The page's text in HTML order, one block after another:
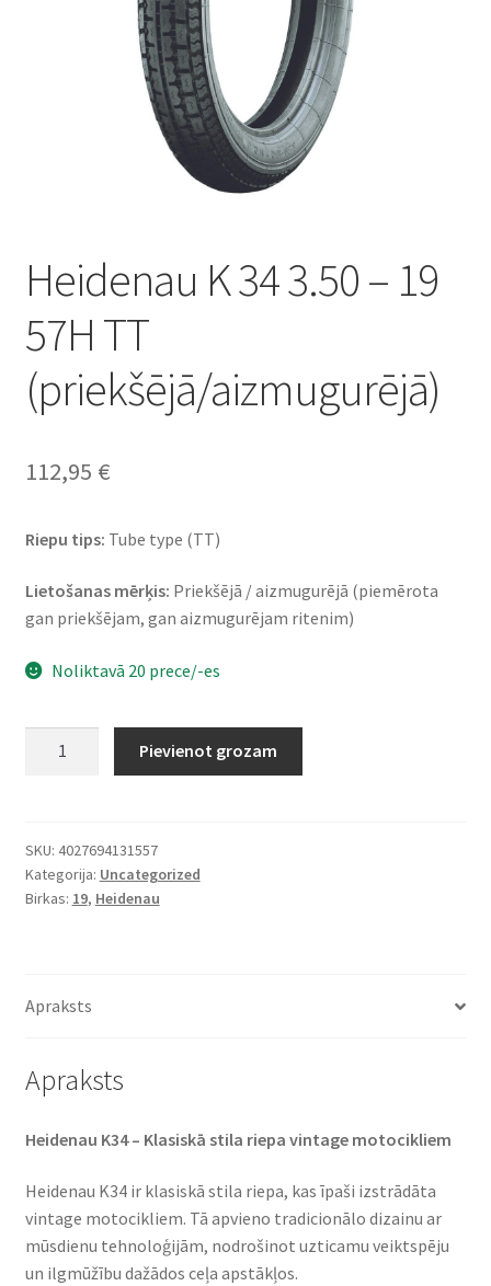
Heidenau K 34 3.50 – 19
57H TT
(priekšējā/aizmugurējā)
112,95 €
Riepu tips: Tube type (TT)
Lietošanas mērķis: Priekšējā / aizmugurējā (piemērota
gan priekšējam, gan aizmugurējam ritenim)
Noliktavā 20 prece/-es
-
19
57H
Pievienot grozam
SKU: 4027694131557
Kategorija: Uncategorized
Birkas: 19, Heidenau
Apraksts
Apraksts
Heidenau K34 – Klasiskā stila riepa vintage motocikliem
Heidenau K34 ir klasiskā stila riepa, kas īpaši izstrādāta
vintage motocikliem. Tā apvieno tradicionālo dizainu ar
mūsdienu tehnoloģijām, nodrošinot uzticamu veiktspēju
un ilgmūžību dažādos ceļa apstākļos.